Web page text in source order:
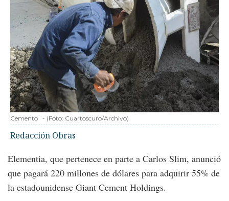
Cemento - (Foto: Cuartoscuro/Archivo)
Redacción Obras
Elementia, que pertenece en parte a Carlos Slim, anunció
que pagará 220 millones de dólares para adquirir 55% de
la estadounidense Giant Cement Holdings.